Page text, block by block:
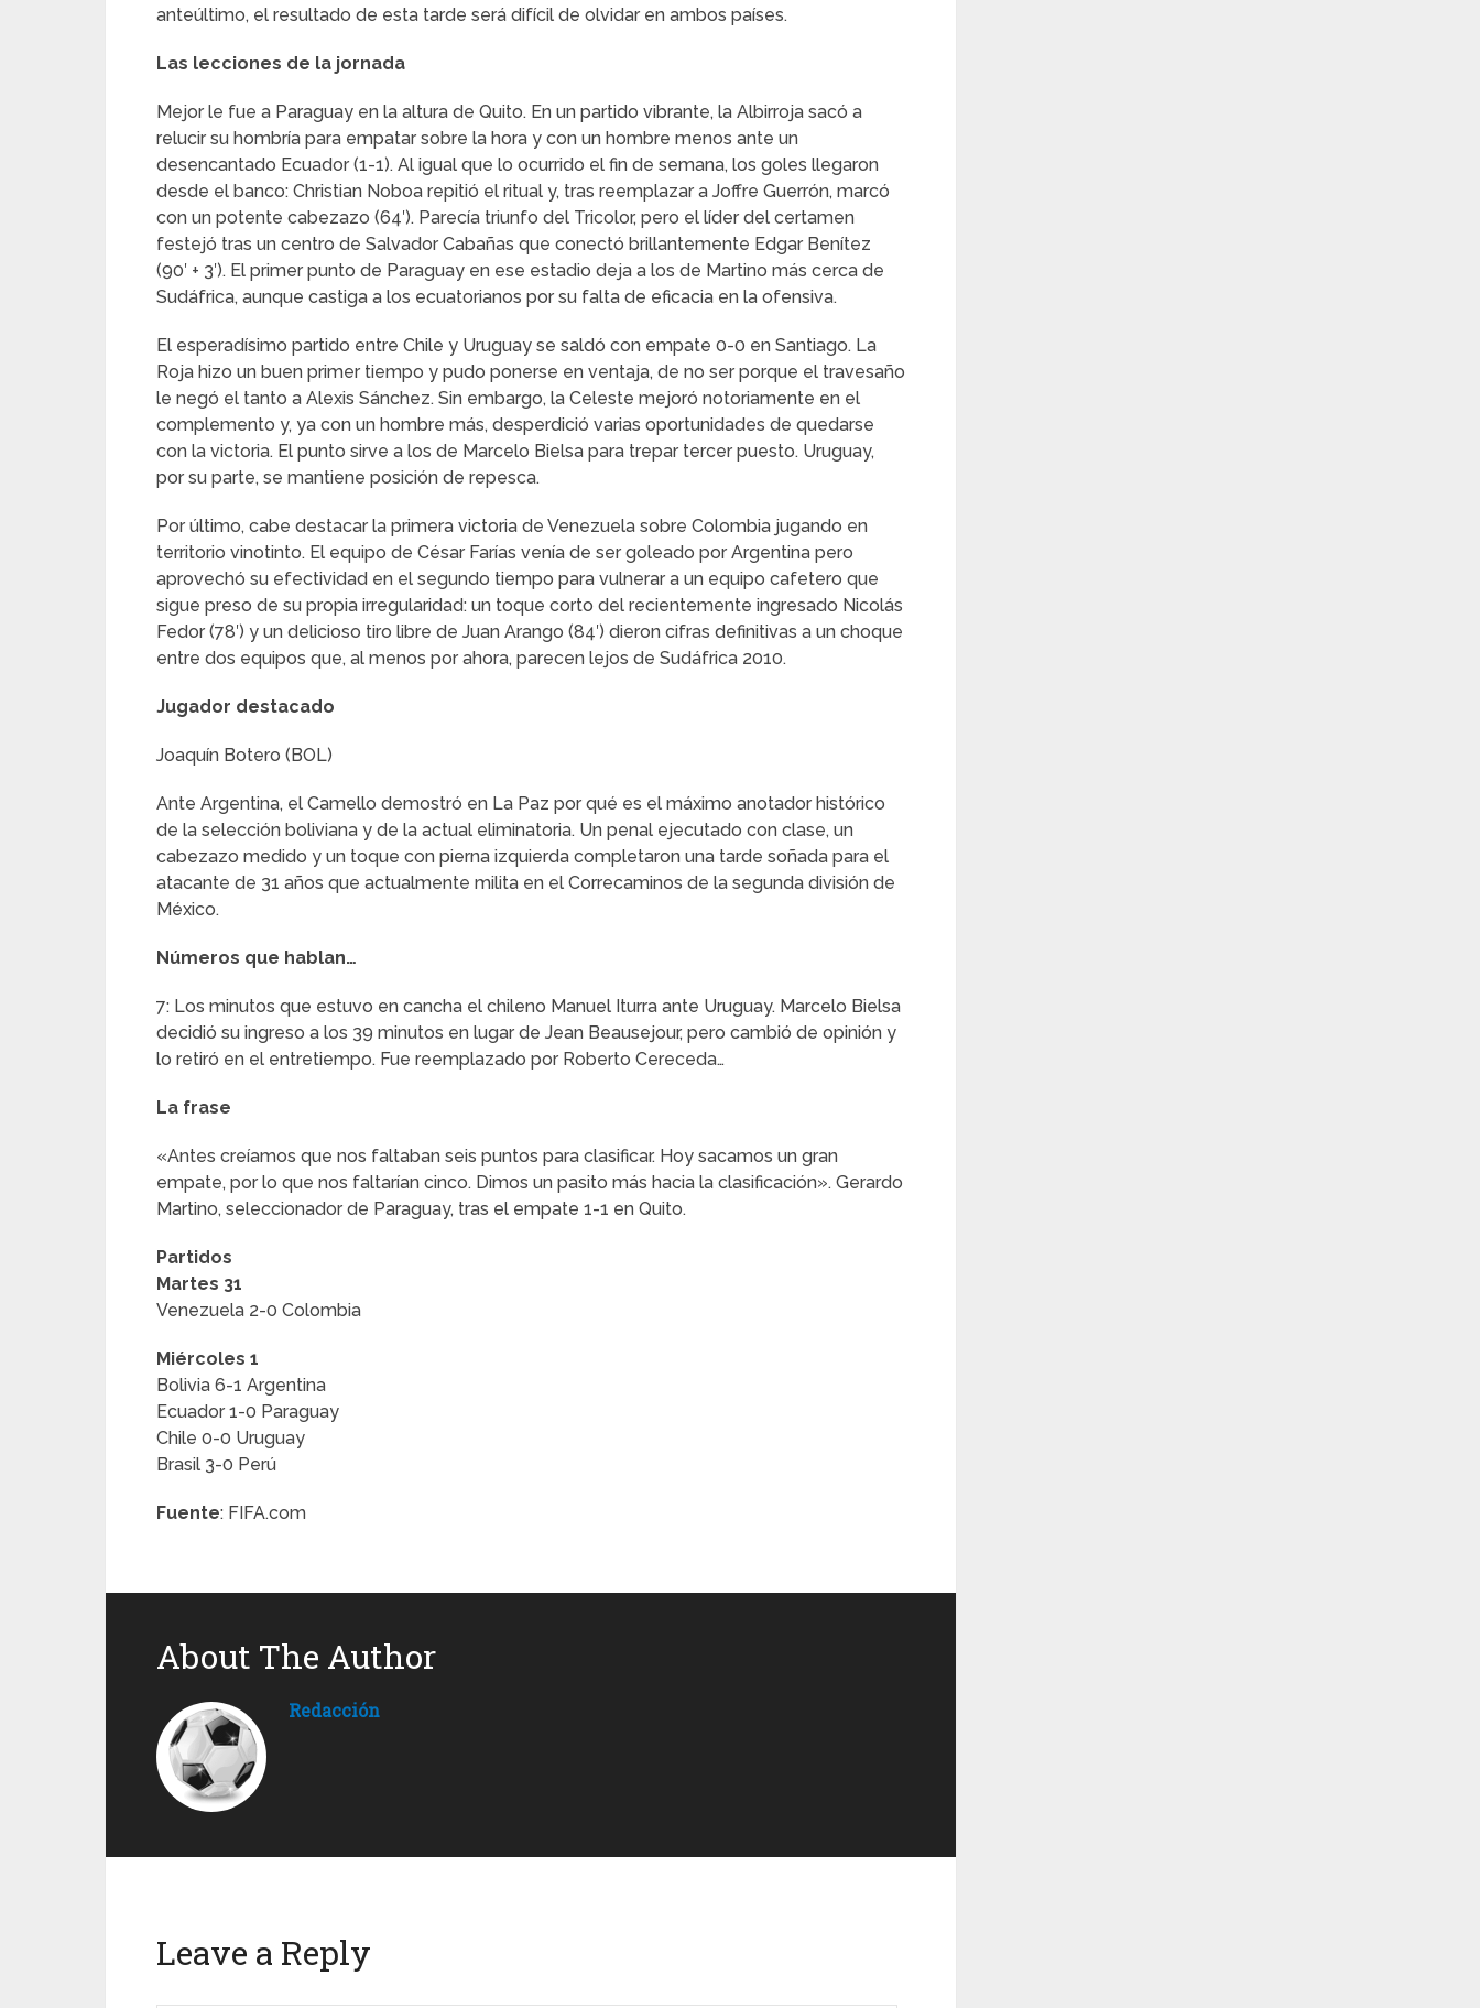
anteúltimo, el resultado de esta tarde será difícil de olvidar en ambos países.
Las lecciones de la jornada
Mejor le fue a Paraguay en la altura de Quito. En un partido vibrante, la Albirroja sacó a
relucir su hombría para empatar sobre la hora y con un hombre menos ante un
desencantado Ecuador (1-1). Al igual que lo ocurrido el fin de semana, los goles llegaron
desde el banco: Christian Noboa repitió el ritual y, tras reemplazar a Joffre Guerrón, marcó
con un potente cabezazo (64′). Parecía triunfo del Tricolor, pero el líder del certamen
festejó tras un centro de Salvador Cabañas que conectó brillantemente Edgar Benítez
(90′ + 3′). El primer punto de Paraguay en ese estadio deja a los de Martino más cerca de
Sudáfrica, aunque castiga a los ecuatorianos por su falta de eficacia en la ofensiva.
El esperadísimo partido entre Chile y Uruguay se saldó con empate 0-0 en Santiago. La
Roja hizo un buen primer tiempo y pudo ponerse en ventaja, de no ser porque el travesaño
le negó el tanto a Alexis Sánchez. Sin embargo, la Celeste mejoró notoriamente en el
complemento y, ya con un hombre más, desperdició varias oportunidades de quedarse
con la victoria. El punto sirve a los de Marcelo Bielsa para trepar tercer puesto. Uruguay,
por su parte, se mantiene posición de repesca.
Por último, cabe destacar la primera victoria de Venezuela sobre Colombia jugando en
territorio vinotinto. El equipo de César Farías venía de ser goleado por Argentina pero
aprovechó su efectividad en el segundo tiempo para vulnerar a un equipo cafetero que
sigue preso de su propia irregularidad: un toque corto del recientemente ingresado Nicolás
Fedor (78′) y un delicioso tiro libre de Juan Arango (84′) dieron cifras definitivas a un choque
entre dos equipos que, al menos por ahora, parecen lejos de Sudáfrica 2010.
Jugador destacado
Joaquín Botero (BOL)
Ante Argentina, el Camello demostró en La Paz por qué es el máximo anotador histórico
de la selección boliviana y de la actual eliminatoria. Un penal ejecutado con clase, un
cabezazo medido y un toque con pierna izquierda completaron una tarde soñada para el
atacante de 31 años que actualmente milita en el Correcaminos de la segunda división de
México.
Números que hablan…
7: Los minutos que estuvo en cancha el chileno Manuel Iturra ante Uruguay. Marcelo Bielsa
decidió su ingreso a los 39 minutos en lugar de Jean Beausejour, pero cambió de opinión y
lo retiró en el entretiempo. Fue reemplazado por Roberto Cereceda…
La frase
«Antes creíamos que nos faltaban seis puntos para clasificar. Hoy sacamos un gran
empate, por lo que nos faltarían cinco. Dimos un pasito más hacia la clasificación». Gerardo
Martino, seleccionador de Paraguay, tras el empate 1-1 en Quito.
Partidos
Martes 31
Venezuela 2-0 Colombia
Miércoles 1
Bolivia 6-1 Argentina
Ecuador 1-0 Paraguay
Chile 0-0 Uruguay
Brasil 3-0 Perú
Fuente: FIFA.com
About The Author
Redacción
Leave a Reply